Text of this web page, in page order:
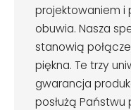
projektowaniem i
obuwia. Nasza
stanowią
piękna. Te trzy
gwarancja
posłużą Państwu